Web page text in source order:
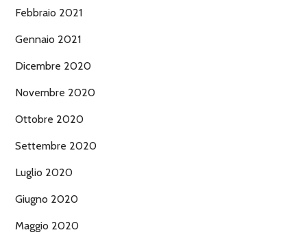
Febbraio 2021
Gennaio 2021
Dicembre 2020
Novembre 2020
Ottobre 2020
Settembre 2020
Luglio 2020
Giugno 2020
Maggio 2020